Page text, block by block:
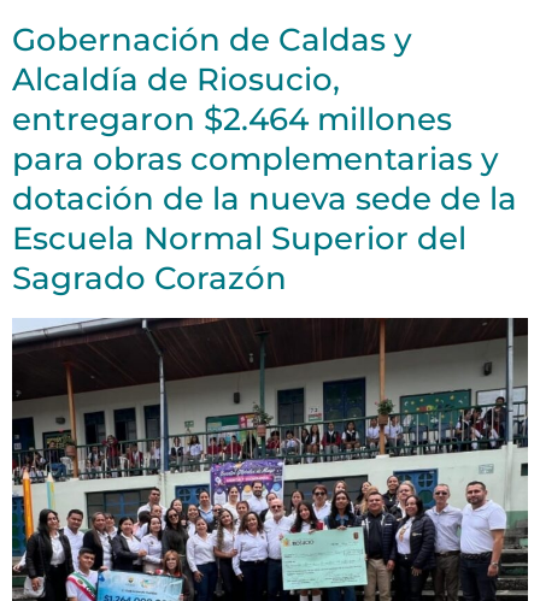
Gobernación de Caldas y
Alcaldía de Riosucio,
entregaron $2.464 millones
para obras complementarias y
dotación de la nueva sede de la
Escuela Normal Superior del
Sagrado Corazón